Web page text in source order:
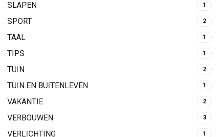
SLAPEN 1
SPORT 2
TAAL 1
TIPS 1
TUIN 2
TUIN EN BUITENLEVEN 1
VAKANTIE 2
VERBOUWEN 3
VERLICHTING 1